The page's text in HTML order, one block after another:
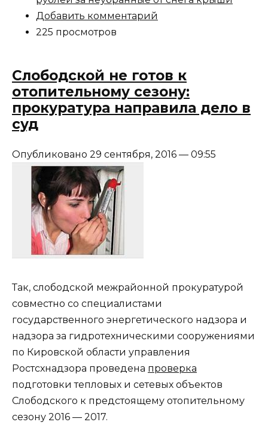
Добавить комментарий
225 просмотров
Слободской не готов к
отопительному сезону:
прокуратура направила дело в
суд
Опубликовано 29 сентября, 2016 — 09:55
Так, слободской межрайонной прокуратурой
совместно со специалистами
государственного энергетического надзора и
надзора за гидротехническими сооружениями
по Кировской области управления
Ростсхнадзора проведена проверка
подготовки тепловых и сетевых объектов
Слободского к предстоящему отопительному
сезону 2016 — 2017.